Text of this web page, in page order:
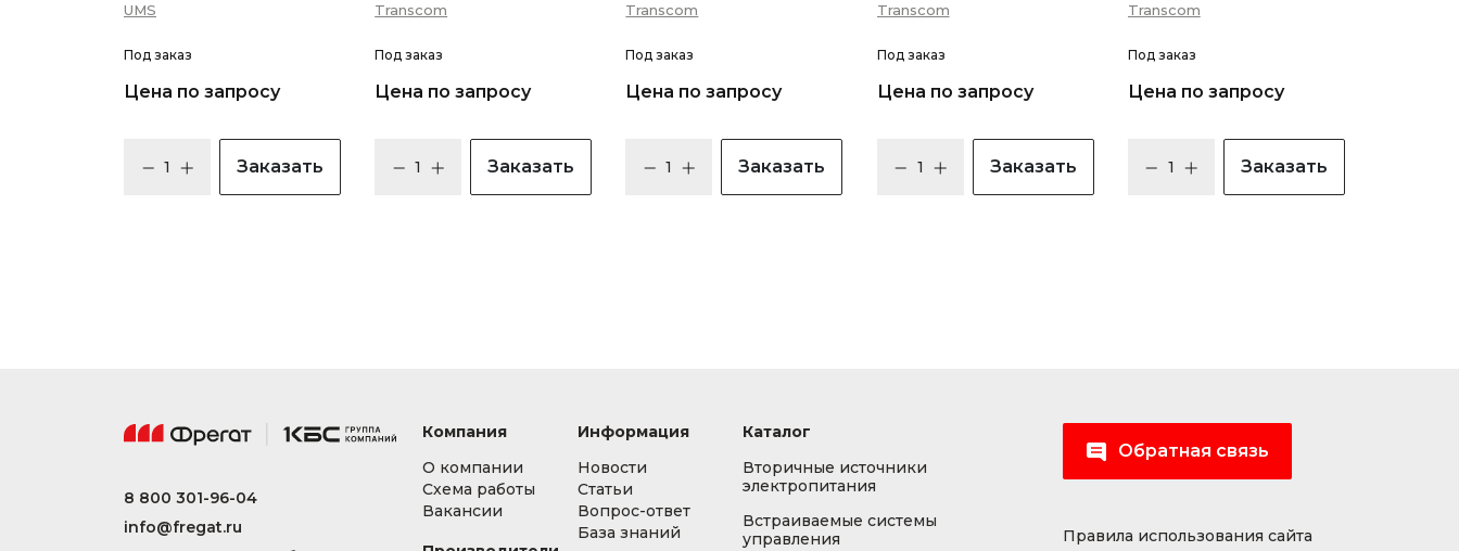
UMS
Под заказ
Цена по запросу
Заказать
Transcom
Под заказ
Цена по запросу
Заказать
Transcom
Под заказ
Цена по запросу
Заказать
Transcom
Под заказ
Цена по запросу
Заказать
Transcom
Под заказ
Цена по запросу
Заказать
8 800 301-96-04
info@fregat.ru
Компания
О компании
Схема работы
Вакансии
Информация
Новости
Статьи
Вопрос-ответ
База знаний
Каталог
Вторичные источники
электропитания
Встраиваемые системы
управления
Обратная связь
Правила использования сайта